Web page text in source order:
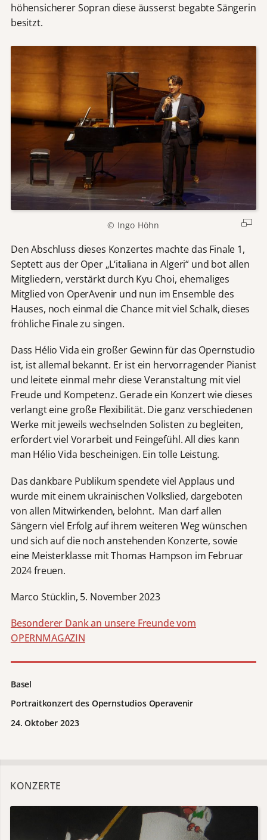
höhensicherer Sopran diese äusserst begabte Sängerin
besitzt.
© Ingo Höhn
Den Abschluss dieses Konzertes machte das Finale 1,
Septett aus der Oper „L‘italiana in Algeri“ und bot allen
Mitgliedern, verstärkt durch Kyu Choi, ehemaliges
Mitglied von OperAvenir und nun im Ensemble des
Hauses, noch einmal die Chance mit viel Schalk, dieses
fröhliche Finale zu singen.
Dass Hélio Vida ein großer Gewinn für das Opernstudio
ist, ist allemal bekannt. Er ist ein hervorragender Pianist
und leitete einmal mehr diese Veranstaltung mit viel
Freude und Kompetenz. Gerade ein Konzert wie dieses
verlangt eine große Flexibilität. Die ganz verschiedenen
Werke mit jeweils wechselnden Solisten zu begleiten,
erfordert viel Vorarbeit und Feingefühl. All dies kann
man Hélio Vida bescheinigen. Ein tolle Leistung.
Das dankbare Publikum spendete viel Applaus und
wurde mit einem ukrainischen Volkslied, dargeboten
von allen Mitwirkenden, belohnt. Man darf allen
Sängern viel Erfolg auf ihrem weiteren Weg wünschen
und sich auf die noch anstehenden Konzerte, sowie
eine Meisterklasse mit Thomas Hampson im Februar
2024 freuen.
Marco Stücklin, 5. November 2023
Besonderer Dank an unsere Freunde vom
OPERNMAGAZIN
Basel
Portraitkonzert des Opernstudios Operavenir
24. Oktober 2023
KONZERTE